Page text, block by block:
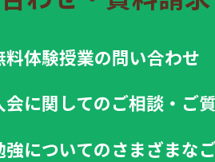
料体験授業の問い合わせ
会に関してのご相談・ご
強についてのさまざまな